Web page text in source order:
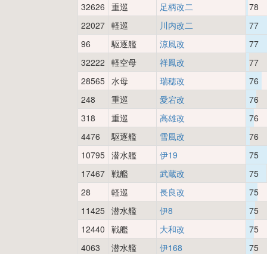
32626 重巡 足柄改二
78
22027 軽巡 川内改二
77
96
駆逐艦 涼風改
77
32222 軽空母 祥鳳改
77
28565 水母 瑞穂改
76
248
重巡 愛宕改
76
318
重巡 高雄改
76
4476
駆逐艦 雪風改
76
10795 潜水艦 伊19
75
17467 戦艦 武蔵改
75
28
軽巡 長良改
75
11425 潜水艦 伊8
75
12440 戦艦 大和改
75
4063
潜水艦 伊168
75